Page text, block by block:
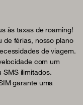
às taxas de roaming!
de férias, nosso plano
de viagem.
com um
ilimitados.
garante uma